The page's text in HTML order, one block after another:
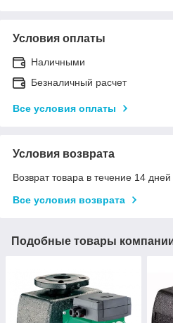
Условия оплаты
Наличными
Безналичный расчет
Все условия оплаты
Условия возврата
Возврат товара в течение 14
Все условия возврата
Подобные товары